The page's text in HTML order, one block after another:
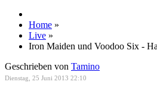
Home »
Live »
Iron Maiden und Voodoo Six -
Geschrieben von Tamino
Dienstag, 25 Juni 2013 22:10